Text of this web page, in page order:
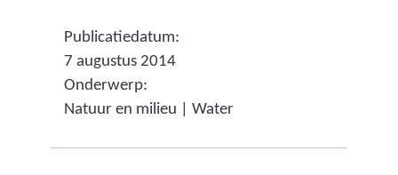
e
n
d
m
a
k
i
g
e
r
w
i
j
Publicatiedatum:
7 augustus 2014
Onderwerp:
Natuur en milieu | Water